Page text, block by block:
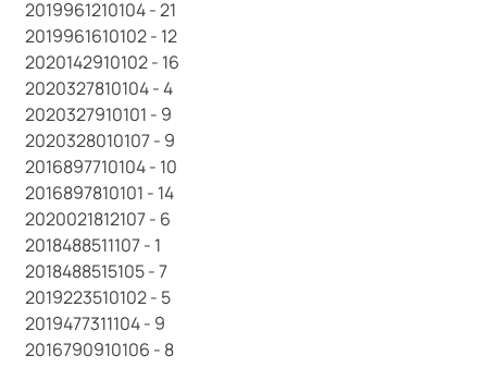
2019961210104 - 21
2019961610102 - 12
2020142910102 - 16
2020327810104 - 4
2020327910101 - 9
2020328010107 - 9
2016897710104 - 10
2016897810101 - 14
2020021812107 - 6
2018488511107 - 1
2018488515105 - 7
2019223510102 - 5
2019477311104 - 9
2016790910106 - 8